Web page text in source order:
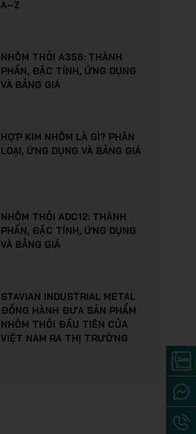
A–Z
NHÔM THỎI A356: THÀNH
PHẦN, ĐẶC TÍNH, ỨNG DỤNG
VÀ BẢNG GIÁ
HỢP KIM NHÔM LÀ GÌ? PHÂN
LOẠI, ỨNG DỤNG VÀ BẢNG GIÁ
NHÔM THỎI ADC12: THÀNH
PHẦN, ĐẶC TÍNH, ỨNG DỤNG
VÀ BẢNG GIÁ
STAVIAN INDUSTRIAL METAL
ĐỒNG HÀNH ĐƯA SẢN PHẨM
NHÔM THỎI ĐẦU TIÊN CỦA
VIỆT NAM RA THỊ TRƯỜNG